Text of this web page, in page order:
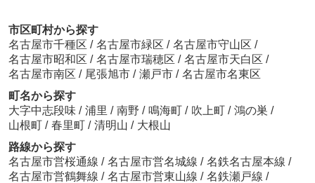
市区町村から探す
名古屋市千種区 / 名古屋市緑区 / 名古屋市守山区 /
名古屋市昭和区 / 名古屋市瑞穂区 / 名古屋市天白区 /
名古屋市南区 / 尾張旭市 / 瀬戸市 / 名古屋市名東区
町名から探す
大字中志段味 / 浦里 / 南野 / 鳴海町 / 吹上町 / 鴻の巣 /
山根町 / 春里町 / 清明山 / 大根山
路線から探す
名古屋市営桜通線 / 名古屋市営名城線 / 名鉄名古屋本線 /
名古屋市営鶴舞線 / 名古屋市営東山線 / 名鉄瀬戸線 /